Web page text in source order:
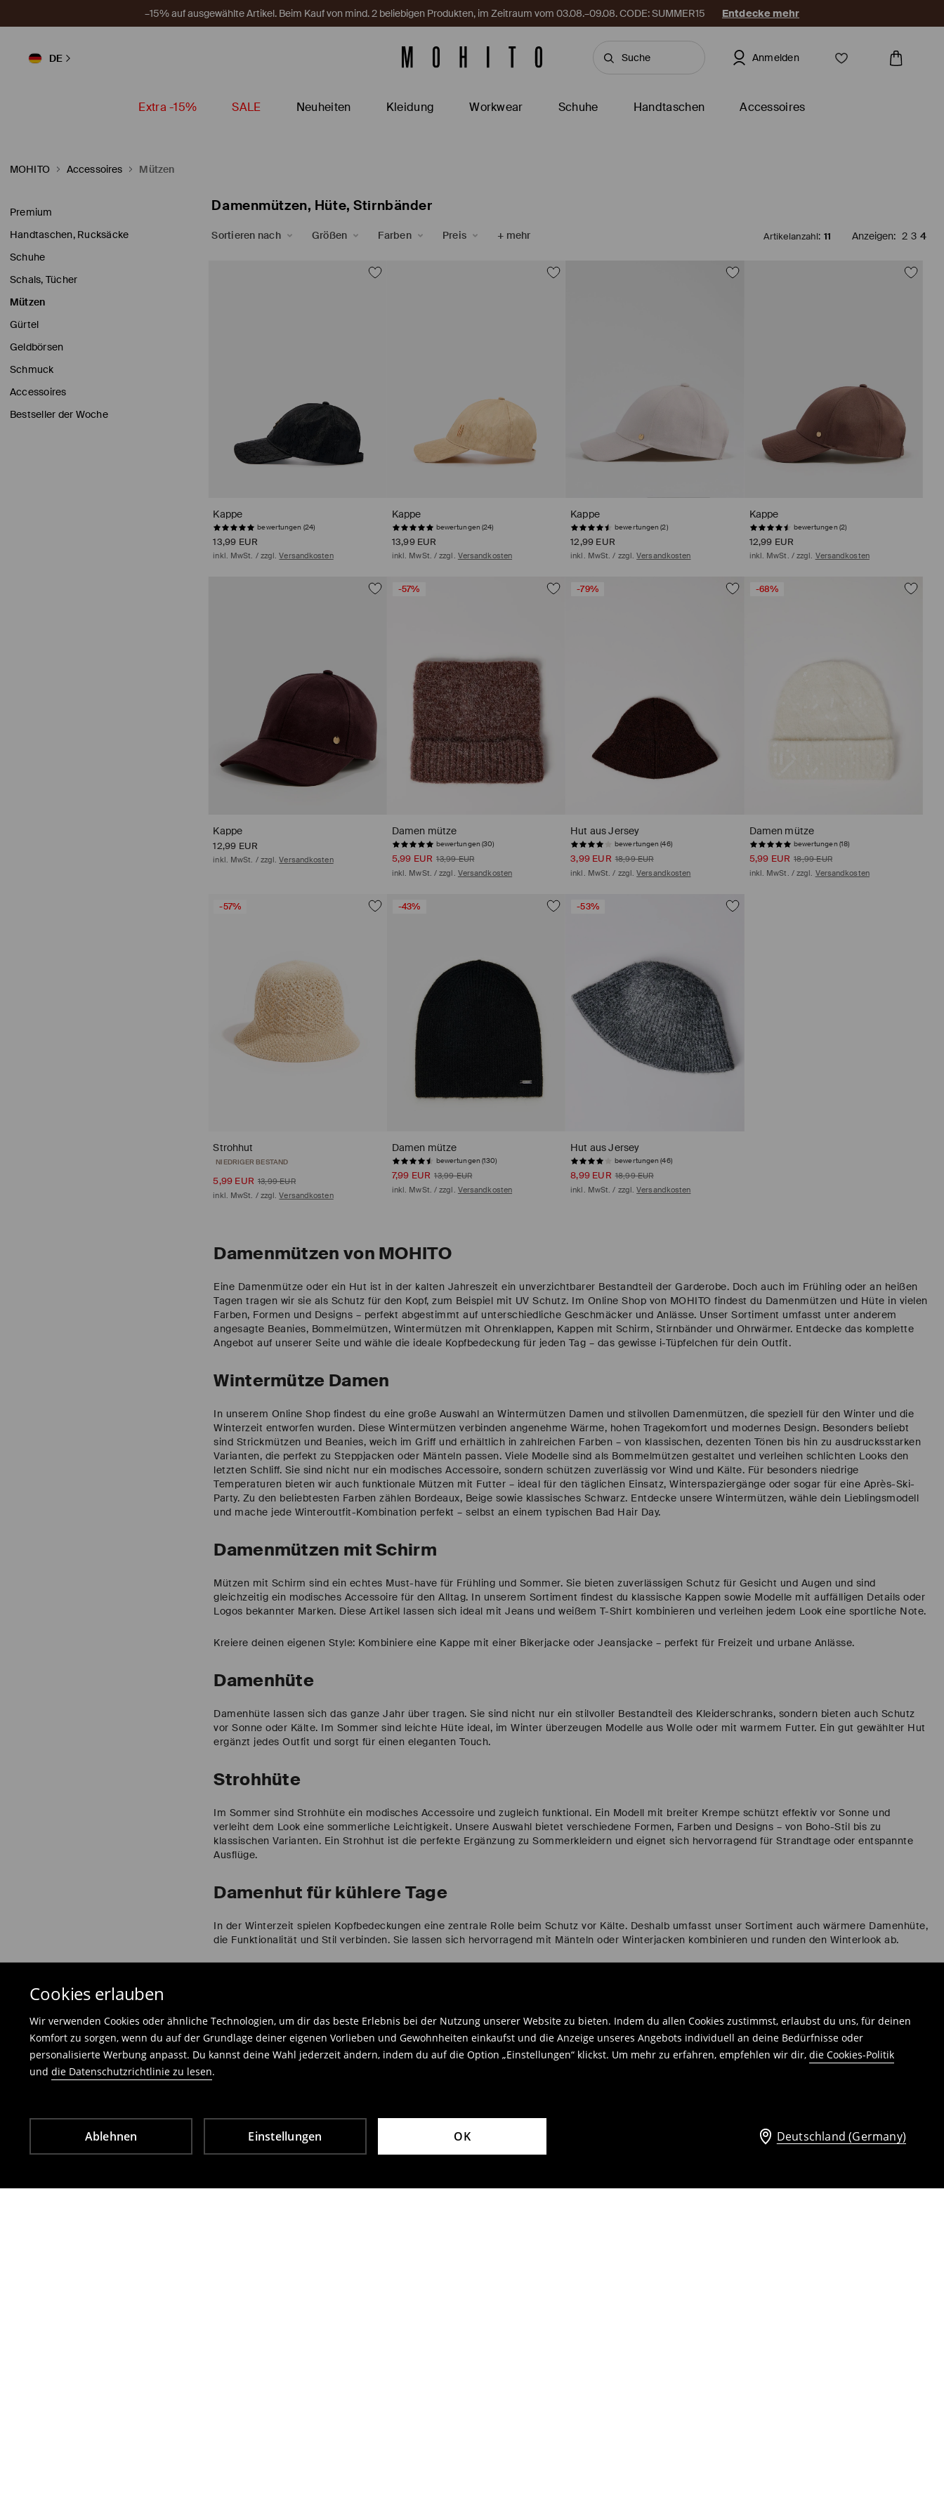
Cookies erlauben
Wir verwenden Cookies oder ähnliche Technologien, um dir das beste Erlebnis bei der Nutzung unserer Website zu bieten. Indem du allen Cookies zustimmst, erlaubst du uns, für deinen
Komfort zu sorgen, wenn du auf der Grundlage deiner eigenen Vorlieben und Gewohnheiten einkaufst und die Anzeige unseres Angebots individuell an deine Bedürfnisse oder
personalisierte Werbung anpasst. Du kannst deine Wahl jederzeit ändern, indem du auf die Option „Einstellungen“ klickst. Um mehr zu erfahren, empfehlen wir dir, die Cookies-Politik
und die Datenschutzrichtlinie zu lesen.
Ablehnen Einstellungen OK Deutschland (Germany)
–15% auf ausgewählte Artikel. Beim Kauf von mind. 2 beliebigen Produkten, im Zeitraum vom 03.08.–09.08. CODE: SUMMER15 Entdecke mehr
DE Anmelden
Extra -15% SALE Neuheiten Kleidung Workwear Schuhe Handtaschen Accessoires
MOHITO Accessoires Mützen
Premium
Handtaschen, Rucksäcke
Schuhe
Schals, Tücher
Mützen
Gürtel
Geldbörsen
Schmuck
Accessoires
Bestseller der Woche
Damenmützen, Hüte, Stirnbänder
Sortieren nach Größen Farben Preis + mehr Artikelanzahl: 11 Anzeigen: 2 3 4
Kappe
bewertungen (24)
13,99 EUR
inkl. MwSt. / zzgl.Versandkosten
Kappe
bewertungen (24)
13,99 EUR
inkl. MwSt. / zzgl. Versandkosten
Kappe
bewertungen (2)
12,99 EUR
inkl. MwSt. / zzgl.Versandkosten
Kappe
bewertungen (2)
12,99 EUR
inkl. MwSt. / zzgl. Versandkosten
Kappe
12,99 EUR
inkl. MwSt. / zzgl.Versandkosten
-57%
Damen mütze
bewertungen (30)
5,99 EUR 13,99 EUR
inkl. MwSt. / zzgl. Versandkosten
-79%
Hut aus Jersey
bewertungen (46)
3,99 EUR 18,99 EUR
inkl. MwSt. / zzgl.Versandkosten
-68%
Damen mütze
bewertungen (18)
5,99 EUR 18,99 EUR
inkl. MwSt. / zzgl. Versandkosten
-57%
Strohhut
bewertungen (24)
5,99 EUR 13,99 EUR
inkl. MwSt. / zzgl.Versandkosten
-43%
Damen mütze
bewertungen (130)
7,99 EUR 13,99 EUR
inkl. MwSt. / zzgl. Versandkosten
-53%
Hut aus Jersey
bewertungen (46)
8,99 EUR 18,99 EUR
inkl. MwSt. / zzgl.Versandkosten
Damenmützen von MOHITO
Eine Damenmütze oder ein Hut ist in der kalten Jahreszeit ein unverzichtbarer Bestandteil der Garderobe. Doch auch im Frühling oder an heißen
Tagen tragen wir sie als Schutz für den Kopf, zum Beispiel mit UV Schutz. Im Online Shop von MOHITO findest du Damenmützen und Hüte in vielen
Farben, Formen und Designs – perfekt abgestimmt auf unterschiedliche Geschmäcker und Anlässe. Unser Sortiment umfasst unter anderem
angesagte Beanies, Bommelmützen, Wintermützen mit Ohrenklappen, Kappen mit Schirm, Stirnbänder und Ohrwärmer. Entdecke das komplette
Angebot auf unserer Seite und wähle die ideale Kopfbedeckung für jeden Tag – das gewisse i-Tüpfelchen für dein Outfit.
Wintermütze Damen
In unserem Online Shop findest du eine große Auswahl an Wintermützen Damen und stilvollen Damenmützen, die speziell für den Winter und die
Winterzeit entworfen wurden. Diese Wintermützen verbinden angenehme Wärme, hohen Tragekomfort und modernes Design. Besonders beliebt
sind Strickmützen und Beanies, weich im Griff und erhältlich in zahlreichen Farben – von klassischen, dezenten Tönen bis hin zu ausdrucksstarken
Varianten, die perfekt zu Steppjacken oder Mänteln passen. Viele Modelle sind als Bommelmützen gestaltet und verleihen schlichten Looks den
letzten Schliff. Sie sind nicht nur ein modisches Accessoire, sondern schützen zuverlässig vor Wind und Kälte. Für besonders niedrige
Temperaturen bieten wir auch funktionale Mützen mit Futter – ideal für den täglichen Einsatz, Winterspaziergänge oder sogar für eine Après-Ski-
Party. Zu den beliebtesten Farben zählen Bordeaux, Beige sowie klassisches Schwarz. Entdecke unsere Wintermützen, wähle dein Lieblingsmodell
und mache jede Winteroutfit-Kombination perfekt – selbst an einem typischen Bad Hair Day.
Damenmützen mit Schirm
Mützen mit Schirm sind ein echtes Must-have für Frühling und Sommer. Sie bieten zuverlässigen Schutz für Gesicht und Augen und sind
gleichzeitig ein modisches Accessoire für den Alltag. In unserem Sortiment findest du klassische Kappen sowie Modelle mit auffälligen Details oder
Logos bekannter Marken. Diese Artikel lassen sich ideal mit Jeans und weißem T-Shirt kombinieren und verleihen jedem Look eine sportliche Note.
Kreiere deinen eigenen Style: Kombiniere eine Kappe mit einer Bikerjacke oder Jeansjacke – perfekt für Freizeit und urbane Anlässe.
Damenhüte
Damenhüte lassen sich das ganze Jahr über tragen. Sie sind nicht nur ein stilvoller Bestandteil des Kleiderschranks, sondern bieten auch Schutz
vor Sonne oder Kälte. Im Sommer sind leichte Hüte ideal, im Winter überzeugen Modelle aus Wolle oder mit warmem Futter. Ein gut gewählter Hut
ergänzt jedes Outfit und sorgt für einen eleganten Touch.
Strohhüte
Im Sommer sind Strohhüte ein modisches Accessoire und zugleich funktional. Ein Modell mit breiter Krempe schützt effektiv vor Sonne und
verleiht dem Look eine sommerliche Leichtigkeit. Unsere Auswahl bietet verschiedene Formen, Farben und Designs – von Boho-Stil bis zu
klassischen Varianten. Ein Strohhut ist die perfekte Ergänzung zu Sommerkleidern und eignet sich hervorragend für Strandtage oder entspannte
Ausflüge.
Damenhut für kühlere Tage
In der Winterzeit spielen Kopfbedeckungen eine zentrale Rolle beim Schutz vor Kälte. Deshalb umfasst unser Sortiment auch wärmere Damenhüte,
die Funktionalität und Stil verbinden. Sie lassen sich hervorragend mit Mänteln oder Winterjacken kombinieren und runden den Winterlook ab.
Wintermützen über Strickmützen bis hin zu Beanies. Unsere Produkte bestehen aus hochwertigen Materialien wie Wolle, Baumwolle, Kaschmir oder
Fleece und bieten angenehme Wärme bei niedrigen Temperaturen. Viele Modelle sind funktional, bequem und ideal für den Alltag geeignet.
Damenmützen sind ein unverzichtbares Winteraccessoire – praktisch, stilvoll und vielseitig kombinierbar.
Tragekomfort und passen sich dank elastischer Materialien perfekt an. In unserer Auswahl findest du dezente Farben ebenso wie kräftige Töne – für
jeden Geschmack und Anlass.
Modische Damenmützen – Fragen & Antworten